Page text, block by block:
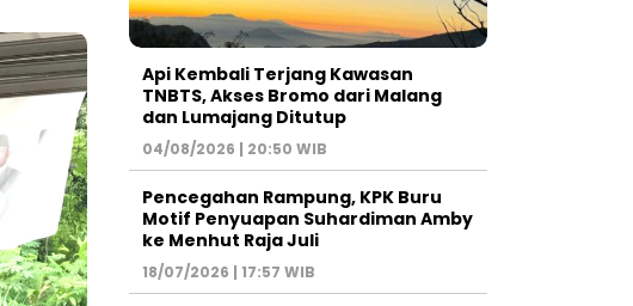
Api Kembali Terjang Kawasan
TNBTS, Akses Bromo dari Malang
dan Lumajang Ditutup
04/08/2026 | 20:50 WIB
Pencegahan Rampung, KPK Buru
Motif Penyuapan Suhardiman Amby
ke Menhut Raja Juli
18/07/2026 | 17:57 WIB